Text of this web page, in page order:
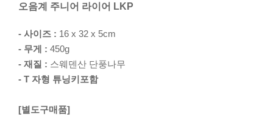
오음계 주니어 라이어 LKP
- 사이즈 : 16 x 32 x 5cm
- 무게 : 450g
- 재질 : 스웨덴산 단풍나무
- T 자형 튜닝키포함
[별도구매품]